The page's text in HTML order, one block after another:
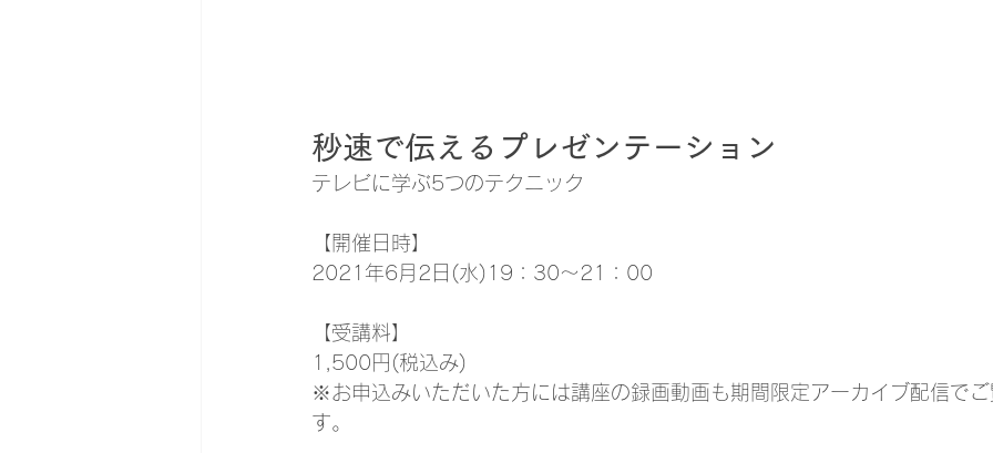
秒速で伝えるプレゼンテーション
テレビに学ぶ5つのテクニック
【開催日時】
2021年6月2日(水)19：30～21：00
【受講料】
1,500円(税込み)
※お申込みいただいた方には講座の録画動画も期間限定アーカイブ配信でご
す。